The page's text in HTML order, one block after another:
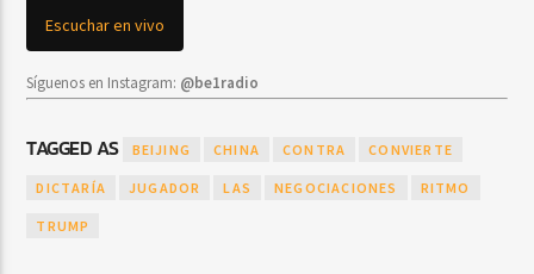
Escuchar en vivo
Síguenos en Instagram: @be1radio
TAGGED AS BEIJING CHINA CONTRA CONVIERTE
DICTARÍA JUGADOR LAS NEGOCIACIONES RITMO
TRUMP